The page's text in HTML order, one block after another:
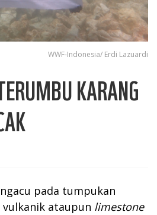
WWF-Indonesia/ Erdi Lazuardi
KARANG
pada tumpukan
ataupun limestone